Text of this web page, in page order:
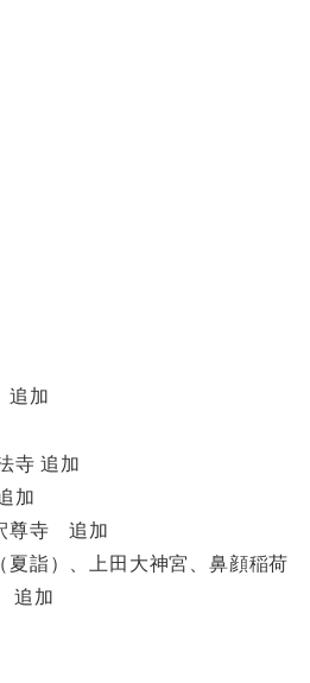
加
寺 追加
加
尊寺 追加
詣）、上田大神宮、鼻顔稲荷
追加